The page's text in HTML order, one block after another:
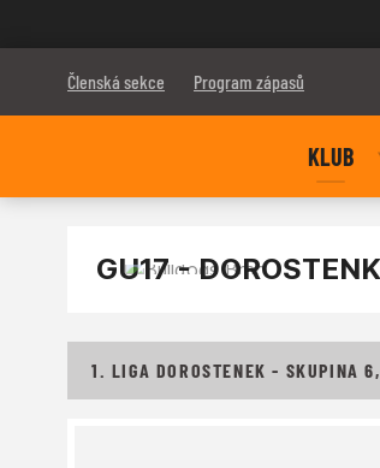
Členská sekce Program zápasů
KLUB
GU17 -
1. LIGA DOROSTENEK - SKUPINA